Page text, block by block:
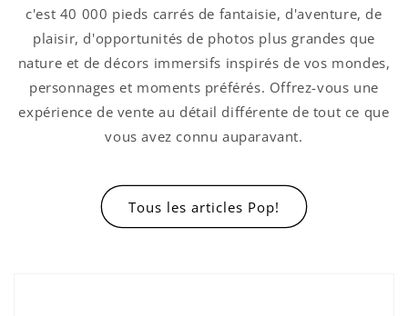
c'est 40 000 pieds carrés de fantaisie, d'aventure, de
plaisir, d'opportunités de photos plus grandes que
nature et de décors immersifs inspirés de vos mondes,
personnages et moments préférés. Offrez-vous une
expérience de vente au détail différente de tout ce que
vous avez connu auparavant.
Tous les articles Pop!
Connexion requise
Connectez-vous à votre compte pour ajouter
des produits à votre liste de souhaits et